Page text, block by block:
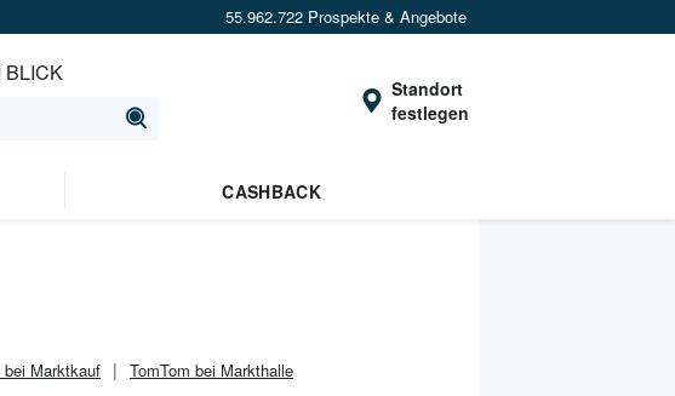
55.962.722 Prospekte & Angebote
BLICK
Standort
festlegen
CASHBACK
bei Marktkauf TomTom bei Markthalle